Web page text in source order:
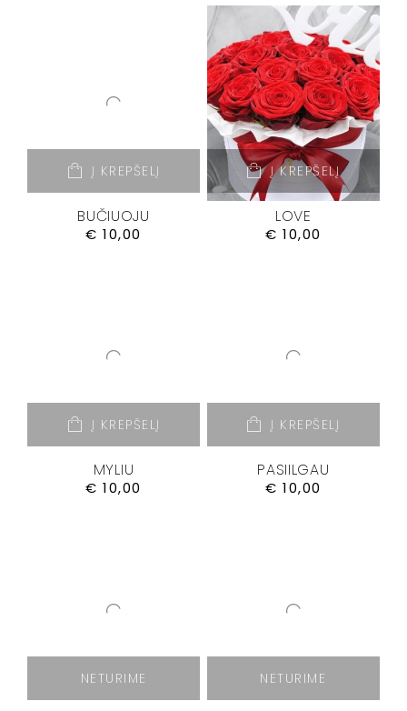
Į KREPŠELĮ
BUČIUOJU
€ 10,00
Į KREPŠELĮ
LOVE
€ 10,00
Į KREPŠELĮ
MYLIU
€ 10,00
Į KREPŠELĮ
PASIILGAU
€ 10,00
NETURIME NETURIME